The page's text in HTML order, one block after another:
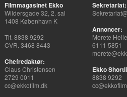
Filmmagasinet Ekko
Wildersgade 32, 2. sal
1408 København K
Tlf. 8838 9292
CVR. 3468 8443
Chefredaktør:
Claus Christensen
2729 0011
cc@ekkofilm.dk
Sekretariat:
Annoncer:
Merete
6111 5851
Ekko
8838 9292